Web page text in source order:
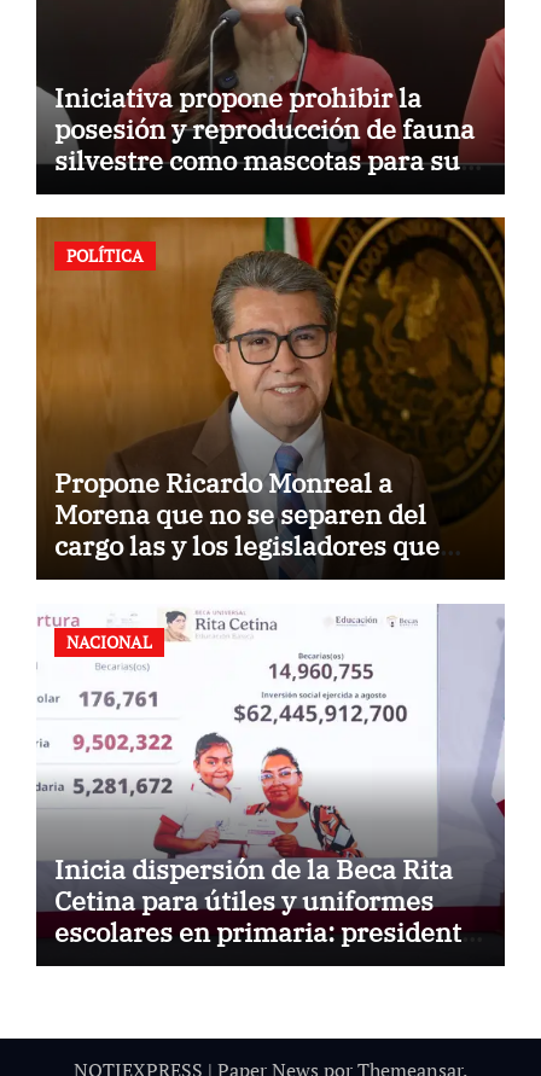
Iniciativa propone prohibir la
posesión y reproducción de fauna
silvestre como mascotas para su
comercialización
POLÍTICA
Propone Ricardo Monreal a
Morena que no se separen del
cargo las y los legisladores que
quieren reelegirse
NACIONAL
Inicia dispersión de la Beca Rita
Cetina para útiles y uniformes
escolares en primaria: presidenta
Claudia Sheinbaum
NOTIEXPRESS | Paper News porThemeansar.